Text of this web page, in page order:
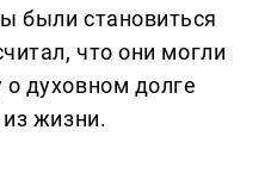
были становиться
что они могли
духовном долге
жизни.